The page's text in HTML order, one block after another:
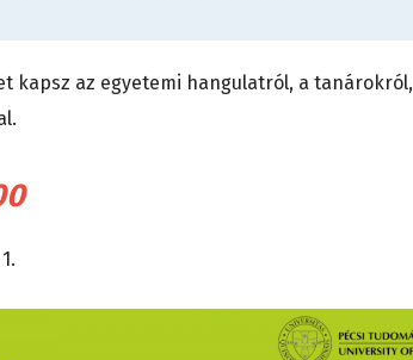
kapsz az egyetemi hangulatról, a tanárokról,